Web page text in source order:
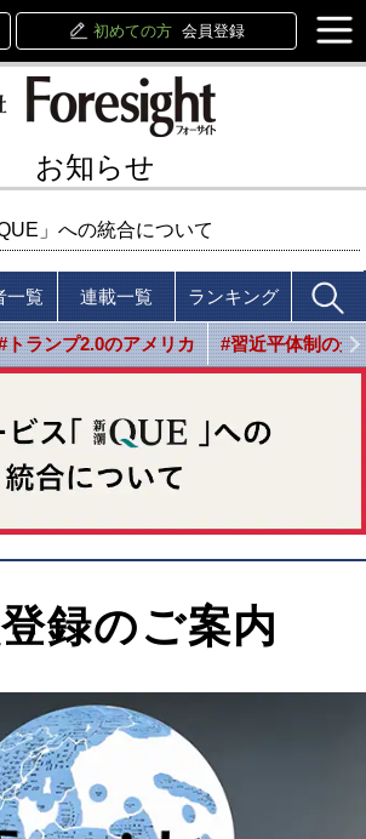
初めての方 会員登録
お知らせ
」への統合について
一覧 連載一覧 ランキング
トランプ2.0のアメリカ #習近平体制の光
録のご案内